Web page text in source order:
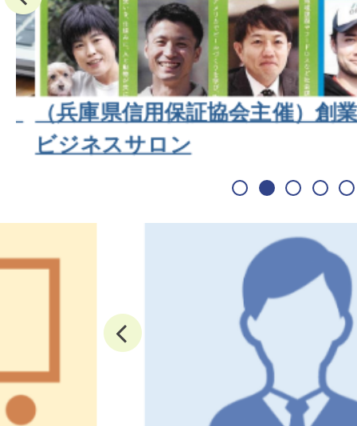
（兵庫県信用保証協会主催）創業
ビジネスサロン
1 2 3 4